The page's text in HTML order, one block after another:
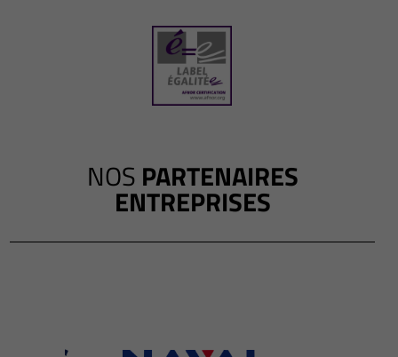
NOS PARTENAIRES
ENTREPRISES